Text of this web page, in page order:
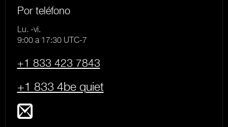
Por teléfono
Lu. -vi.
9:00 a 17:30 UTC-7
+1 833 423 7843
+1 833 4be quiet